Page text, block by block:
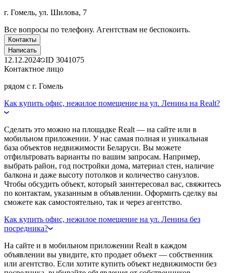
г. Гомель, ул. Шилова, 7
Все вопросы по телефону. Агентствам не беспокоить.
Контакты
Написать
12.12.2024 ID 3041075
Контактное лицо
рядом с г. Гомель
Как купить офис, нежилое помещение на ул. Ленина на Realt?
Сделать это можно на площадке Realt — на сайте или в
мобильном приложении. У нас самая полная и уникальная
база объектов недвижимости Беларуси. Вы можете
отфильтровать варианты по вашим запросам. Например,
выбрать район, год постройки дома, материал стен, наличие
балкона и даже высоту потолков и количество санузлов.
Чтобы обсудить объект, который заинтересовал вас, свяжитесь
по контактам, указанным в объявлении. Оформить сделку вы
сможете как самостоятельно, так и через агентство.
Как купить офис, нежилое помещение на ул. Ленина без
посредника?
На сайте и в мобильном приложении Realt в каждом
объявлении вы увидите, кто продает объект — собственник
или агентство. Если хотите купить объект недвижимости без